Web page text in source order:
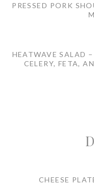
PRESSED PORK
HEATWAVE SALAD
CELERY, FETA,
CHEESE